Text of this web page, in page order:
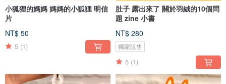
小狐狸的媽媽 媽媽的小狐狸 明信
片
NT$ 50
5 (1)
肚子 露出來了 關於羽絨的10個問
題 zine 小書
NT$ 280
獨家販售
5 (1)